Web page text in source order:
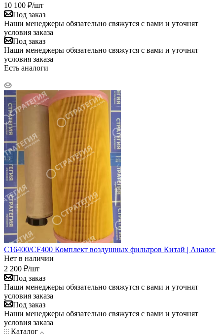
10 100 ₽/шт
Под заказ
Наши менеджеры обязательно свяжутся с вами и уточнят
условия заказа
Под заказ
Наши менеджеры обязательно свяжутся с вами и уточнят
условия заказа
Есть аналоги
C16400/CF400 Комплект воздушных фильтров Китай | Аналог
Нет в наличии
2 200 ₽/шт
Под заказ
Наши менеджеры обязательно свяжутся с вами и уточнят
условия заказа
Под заказ
Наши менеджеры обязательно свяжутся с вами и уточнят
условия заказа
Каталог